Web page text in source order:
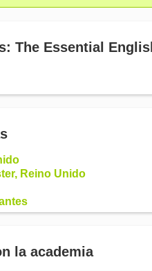
The Essential
Reino Unido
la academia